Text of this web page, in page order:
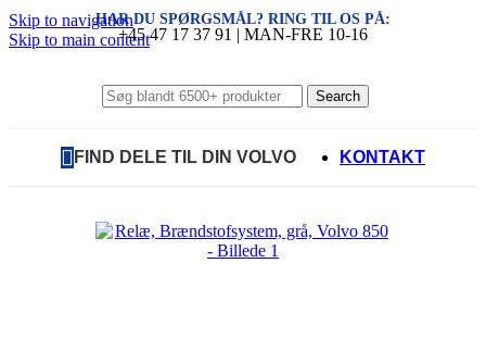
Skip to navigation
Skip to main content
HAR DU SPØRGSMÅL? RING TIL OS PÅ:
+45 47 17 37 91 | MAN-FRE 10-16
Search
FIND DELE TIL DIN VOLVO KONTAKT